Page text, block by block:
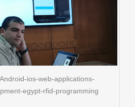
ios-web-applications-
egypt-rfid-programming